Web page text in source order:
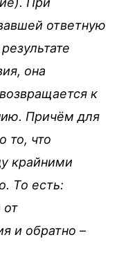
ответную
она
к
Причём для
то, что
крайними
То есть:
от
и обратно –